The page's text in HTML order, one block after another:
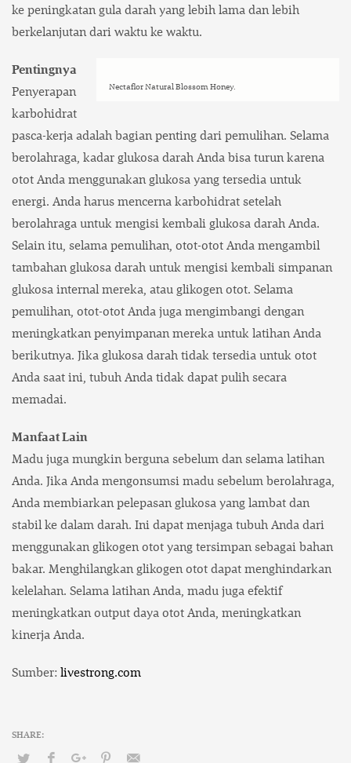
ke peningkatan gula darah yang lebih lama dan lebih
berkelanjutan dari waktu ke waktu.
Nectaflor Natural Blossom Honey.
Pentingnya
Penyerapan
karbohidrat
pasca-kerja adalah bagian penting dari pemulihan. Selama
berolahraga, kadar glukosa darah Anda bisa turun karena
otot Anda menggunakan glukosa yang tersedia untuk
energi. Anda harus mencerna karbohidrat setelah
berolahraga untuk mengisi kembali glukosa darah Anda.
Selain itu, selama pemulihan, otot-otot Anda mengambil
tambahan glukosa darah untuk mengisi kembali simpanan
glukosa internal mereka, atau glikogen otot. Selama
pemulihan, otot-otot Anda juga mengimbangi dengan
meningkatkan penyimpanan mereka untuk latihan Anda
berikutnya. Jika glukosa darah tidak tersedia untuk otot
Anda saat ini, tubuh Anda tidak dapat pulih secara
memadai.
Manfaat Lain
Madu juga mungkin berguna sebelum dan selama latihan
Anda. Jika Anda mengonsumsi madu sebelum berolahraga,
Anda membiarkan pelepasan glukosa yang lambat dan
stabil ke dalam darah. Ini dapat menjaga tubuh Anda dari
menggunakan glikogen otot yang tersimpan sebagai bahan
bakar. Menghilangkan glikogen otot dapat menghindarkan
kelelahan. Selama latihan Anda, madu juga efektif
meningkatkan output daya otot Anda, meningkatkan
kinerja Anda.
Sumber: livestrong.com